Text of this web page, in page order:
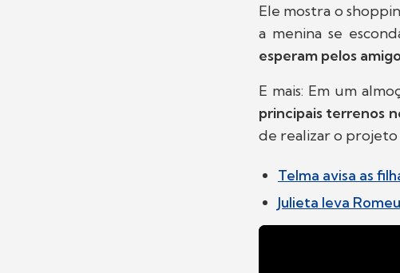
Ele mostra o
a menina se
esperam pelos
E mais: Em um
principais terrenos
de realizar o projeto
Telma avisa as
Julieta leva